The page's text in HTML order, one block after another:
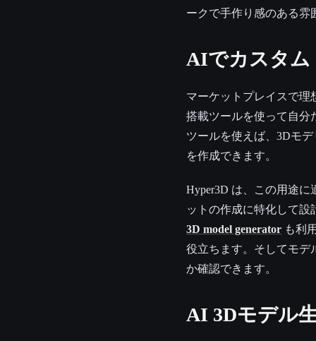
ークで手作り感のある雰
AIでカスタム
マーケットプレイスで
搭載ツールを使って自分
ツールを使えば、3Dモ
を作成できます。
Hyper3D は、この用途
ットの作成に特化して
3D model generator も利
役立ちます。そしてモデ
か確認できます。
AI 3Dモデル